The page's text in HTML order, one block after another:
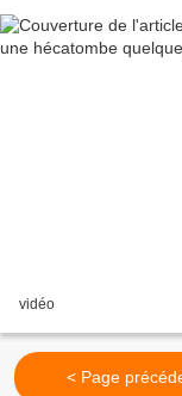
vidéo
< Page